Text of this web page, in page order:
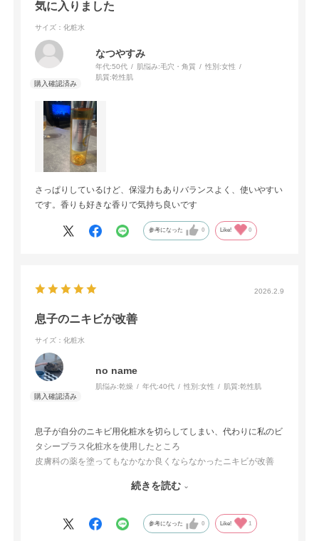
気に入りました
サイズ：化粧水
なつやすみ
年代:50代 肌悩み:毛穴・角質 性別:女性
肌質:乾性肌
さっぱりしているけど、保湿力もありバランスよく、使いやすい
です。香りも好きな香りで気持ち良いです
参考になった 0 Like! 0
2026.2.9
息子のニキビが改善
サイズ：化粧水
no name
肌悩み:乾燥 年代:40代 性別:女性 肌質:乾性肌
息子が自分のニキビ用化粧水を切らしてしまい、代わりに私のビ
タシープラス化粧水を使用したところ
皮膚科の薬を塗ってもなかなか良くならなかったニキビが改善
続きを読む
参考になった 0 Like! 1